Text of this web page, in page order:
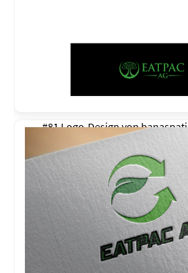
#81 Logo-Design vonbanaspati